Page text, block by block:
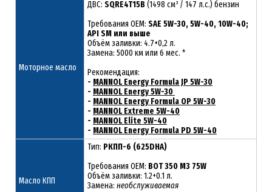
Моторное масло
ДВС: SQRE4T15B(1498 см³ / 147 л.с.) бензин
Требования ОЕМ: SAE 5W-30, 5W-40, 10W-40;
API SM или выше
Объём заливки: 4.7+0,2 л.
Замена: 5000 км или 6 мес. *
Рекомендация:
- MANNOL Energy Formula JP 5W-30
- MANNOL Energy 5W-30
- MANNOL Energy Formula OP 5W-30
- MANNOL Extreme 5W-40
- MANNOL Elite 5W-40
- MANNOL Energy Formula PD 5W-40
Масло КПП
Тип: РКПП-6 (625DHA)
Требования OEM: BOT 350 M3 75W
Объём заливки: 1.2+0.1 л.
Замена: необслуживаемая